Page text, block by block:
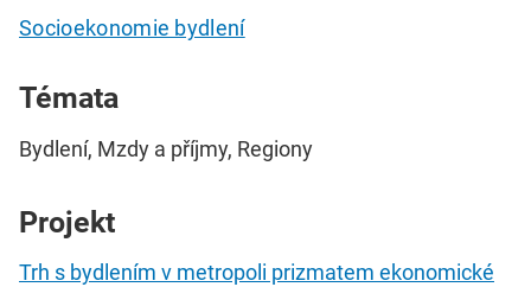
Socioekonomie bydlení
Témata
Bydlení, Mzdy a příjmy, Regiony
Projekt
Trh s bydlením v metropoli prizmatem ekonomické